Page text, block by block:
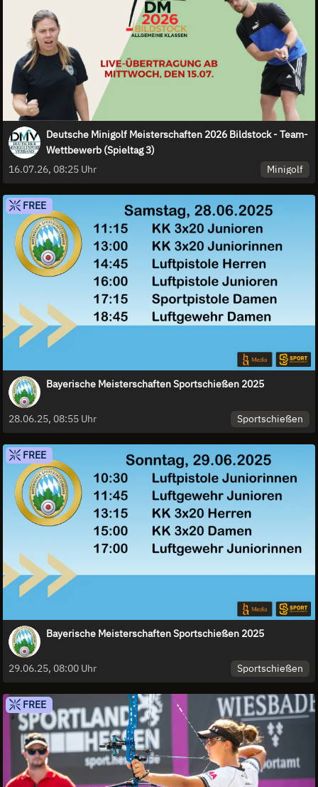
Deutsche Minigolf Meisterschaften 2026 Bildstock - Team-
Wettbewerb (Spieltag 3)
16.07.26, 08:25 Uhr
Minigolf
FREE
Bayerische Meisterschaften Sportschießen 2025
28.06.25, 08:55 Uhr Sportschießen
FREE
Bayerische Meisterschaften Sportschießen 2025
29.06.25, 08:00 Uhr Sportschießen
FREE